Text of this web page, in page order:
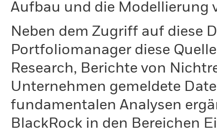
Aufbau und die Modellierung
Neben dem Zugriff auf diese
Portfoliomanager diese
Research, Berichte von
Unternehmen gemeldete
fundamentalen Analysen
BlackRock in den Bereichen